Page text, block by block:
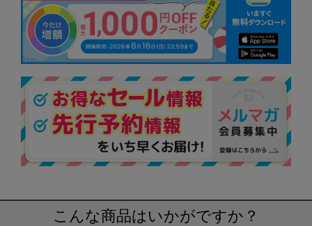
こんな商品はいかがですか？